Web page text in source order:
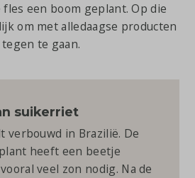
een boom geplant. Op die
om met alledaagse producten
te gaan.
suikerriet
verbouwd in Brazilië. De
heeft een beetje
veel zon nodig. Na de